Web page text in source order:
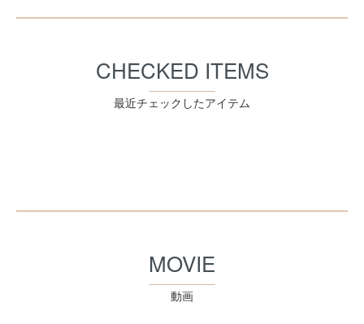
CHECKED ITEMS
最近チェックしたアイテム
MOVIE
動画